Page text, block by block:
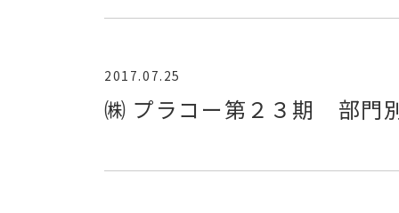
2017.07.25
㈱ プラコー第２３期 部門